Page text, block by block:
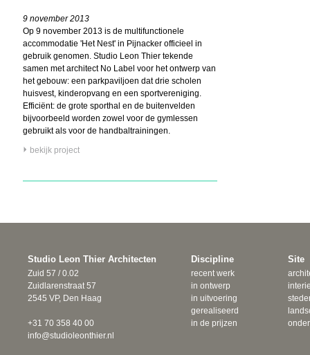
9 november 2013
Op 9 november 2013 is de multifunctionele
accommodatie 'Het Nest' in Pijnacker officieel in
gebruik genomen. Studio Leon Thier tekende
samen met architect No Label voor het ontwerp van
het gebouw: een parkpaviljoen dat drie scholen
huisvest, kinderopvang en een sportvereniging.
Efficiënt: de grote sporthal en de buitenvelden
bijvoorbeeld worden zowel voor de gymlessen
gebruikt als voor de handbaltrainingen.
bekijk project
Studio Leon Thier Architecten
Zuid 57 / 0.02
Zuidlarenstraat 57
2545 VP, Den Haag
+31 70 358 40 00
info@studioleonthier.nl
Discipline
recent werk
in ontwerp
in uitvoering
gerealiseerd
in de prijzen
Site